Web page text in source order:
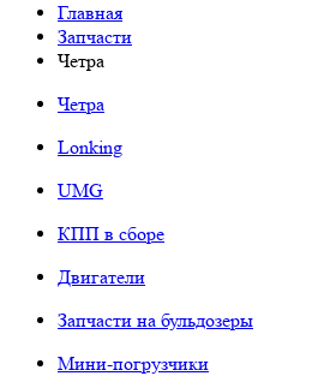
Главная
Запчасти
Четра
Четра
Lonking
UMG
КПП в сборе
Двигатели
Запчасти на бульдозеры
Мини-погрузчики